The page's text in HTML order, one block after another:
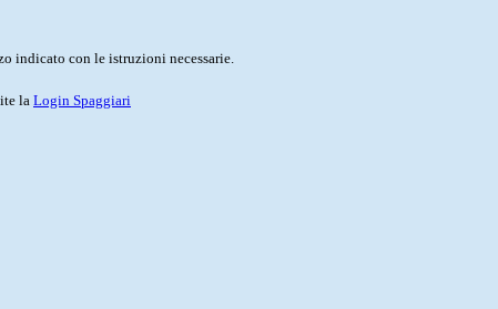
indicato con le istruzioni necessarie.
la Login Spaggiari